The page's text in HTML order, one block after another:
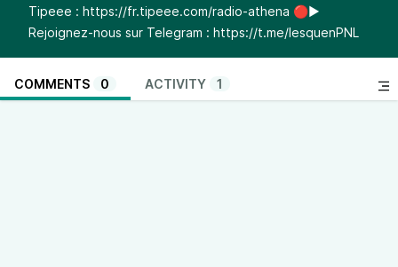
Tipeee : https://fr.tipeee.com/radio-athena 🔴▶️
Rejoignez-nous sur Telegram : https://t.me/lesquenPNL
COMMENTS 0 ACTIVITY 1